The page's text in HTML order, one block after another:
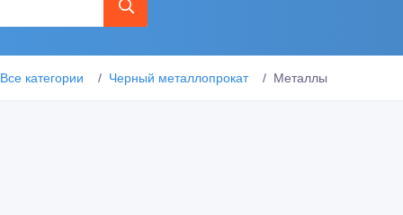
Все категории Черный металлопрокат Металлы